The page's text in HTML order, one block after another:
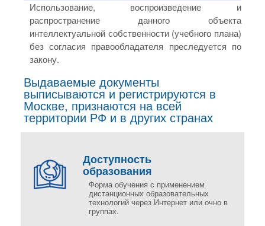
Использование, воспроизведение и
распространение данного объекта
интеллектуальной собственности (учебного плана)
без согласия правообладателя преследуется по
закону.
Выдаваемые документы
выписываются и регистрируются в
Москве, признаются на всей
территории РФ и в других странах
Доступность
образования
Форма обучения с применением
дистанционных образовательных
технологий через Интернет или очно в
группах.